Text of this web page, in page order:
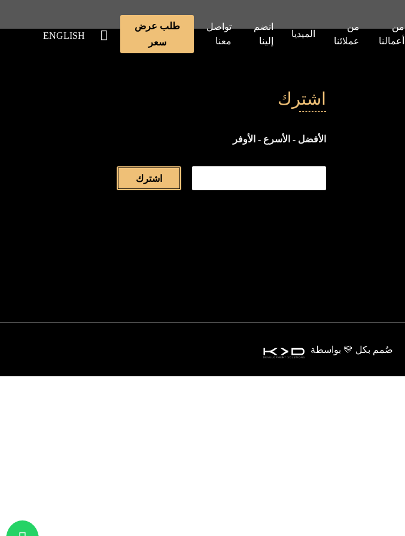
من
أعمالنا
من
عملائنا
الميديا
انضم
إلينا
تواصل
معنا
طلب عرض
سعر
ENGLISH
اشترك
الأفضل - الأسرع - الأوفر
اشترك
صُمم بكل 💛 بواسطة